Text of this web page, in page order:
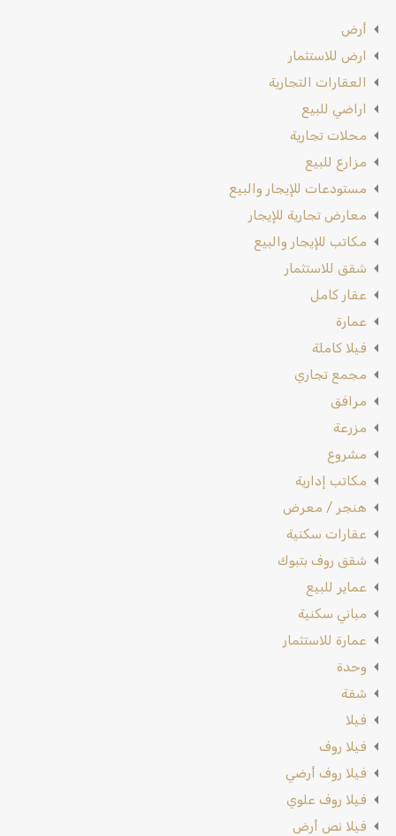
أرض
ارض للاستثمار
العقارات التجارية
اراضي للبيع
محلات تجارية
مزارع للبيع
مستودعات للإيجار والبيع
معارض تجارية للإيجار
مكاتب للإيجار والبيع
شقق للاستثمار
عقار كامل
عمارة
فيلا كاملة
مجمع تجاري
مرافق
مزرعة
مشروع
مكاتب إدارية
هنجر / معرض
عقارات سكنية
شقق روف بتبوك
عماير للبيع
مباني سكنية
عمارة للاستثمار
وحدة
شقة
فيلا
فيلا روف
فيلا روف أرضي
فيلا روف علوي
فيلا نص أرض